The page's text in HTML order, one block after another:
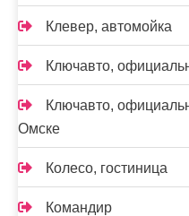
Клевер, автомойка
Ключавто,
Ключавто,
Омске
Колесо, гостиница
Командир